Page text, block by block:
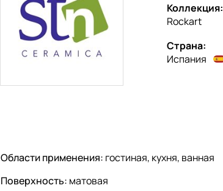
Коллекция:
Rockart
Страна:
Испания
Области применения: гостиная, кухня, ванная
Поверхность: матовая